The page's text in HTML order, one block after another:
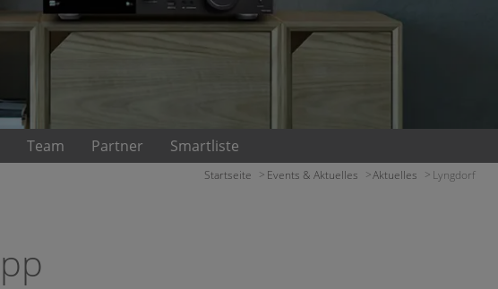
Team Partner Smartliste
Startseite Events & Aktuelles Aktuelles Lyngdorf